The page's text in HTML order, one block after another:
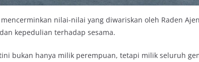
nilai-nilai yang diwariskan oleh Raden
kepedulian terhadap sesama.
bukan hanya milik perempuan, tetapi milik seluruh